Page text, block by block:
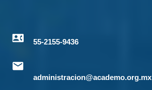
55-2155-9436
administracion@academo.org.mx